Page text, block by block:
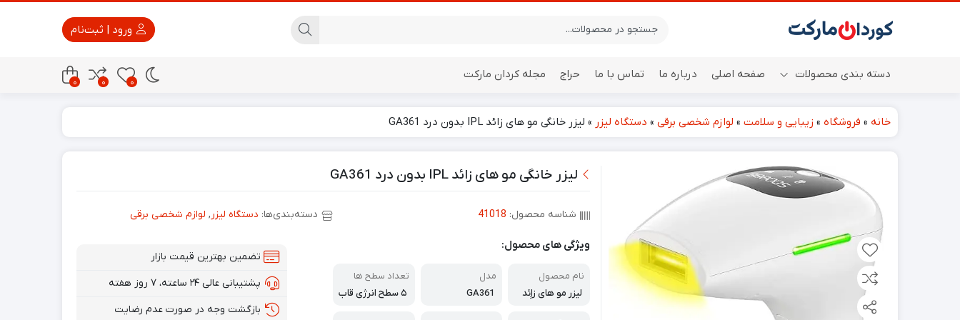
دسته بندی محصولات
اسپیکر ایستگاه هواشناسی باتری
صفحه اصلی درباره ما تماس با ما حراج مجله کردان مارکت
0
0
0
خانه » فروشگاه » زیبایی و سلامت » لوازم شخصی برقی » دستگاه لیزر » لیزر خانگی مو های زائد IPL بدون درد GA361
لیزر خانگی مو های زائد IPL بدون درد GA361
شناسه محصول: 41018 دسته‌بندی‌ها: دستگاه لیزر, لوازم شخصی برقی
ویژگی های محصول:
نام محصول
لیزر مو های زاِِئد
مدل
GA361
تعداد سطح ها
۵ سطح انرژی قاب
تضمین بهترین قیمت بازار
پشتیبانی عالی ۲۴ ساعته، ۷ روز هفته
بازگشت وجه در صورت عدم رضایت